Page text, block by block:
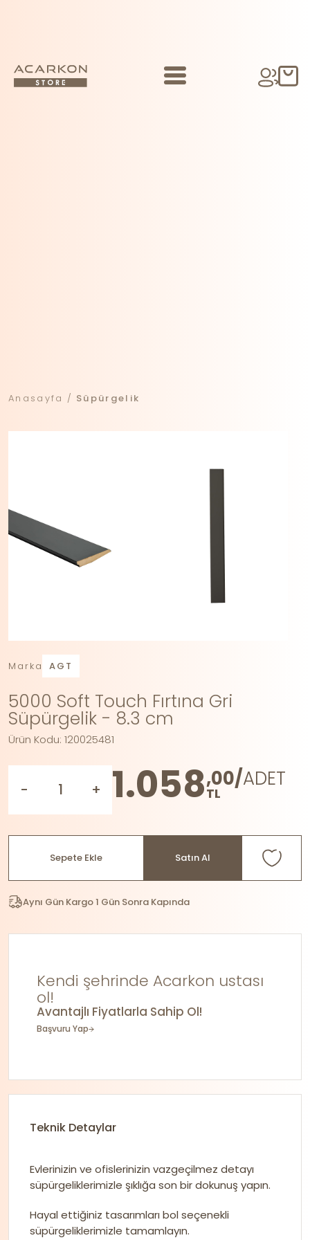
Anasayfa Süpürgelik
Marka AGT
5000 Soft Touch Fırtına Gri
Süpürgelik - 8.3 cm
Ürün Kodu: 120025481
- + 1.058,00/ADET
TL
Sepete Ekle Satın Al
Aynı Gün Kargo 1 Gün Sonra Kapında
Kendi şehrinde Acarkon ustası
ol!
Avantajlı Fiyatlarla Sahip Ol!
Başvuru Yap
Teknik Detaylar
Evlerinizin ve ofislerinizin vazgeçilmez detayı
süpürgeliklerimizle şıklığa son bir dokunuş yapın.
Hayal ettiğiniz tasarımları bol seçenekli
süpürgeliklerimizle tamamlayın.